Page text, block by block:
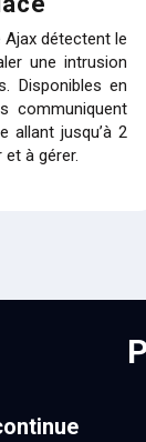
Ajax détectent le
une intrusion
Disponibles en
communiquent
allant jusqu’à 2
à gérer.